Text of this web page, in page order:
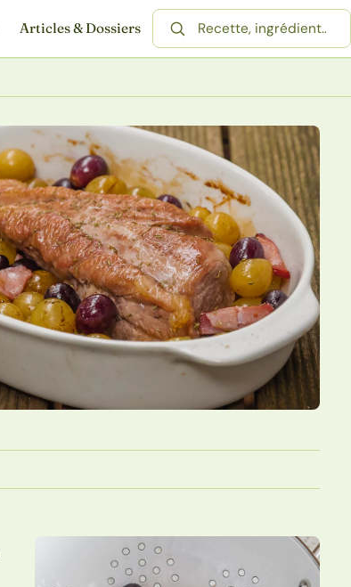
Articles & Dossiers
Rechercher une recette